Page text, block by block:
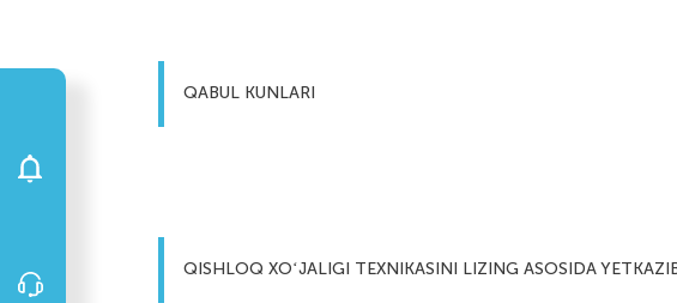
QABUL KUNLARI
QISHLOQ XOʻJALIGI TEXNIKASINI LIZING ASOSIDA